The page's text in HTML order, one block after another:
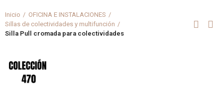
Inicio
OFICINA E INSTALACIONES
Sillas de colectividades y multifunción
Silla Pull cromada para colectividades